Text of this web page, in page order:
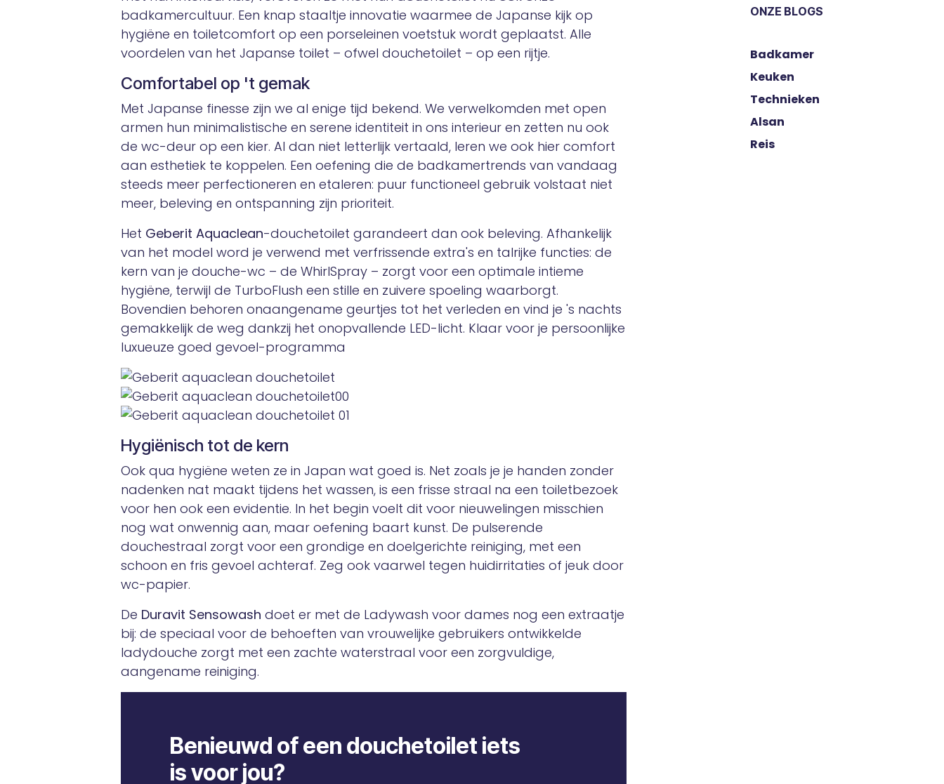
badkamercultuur. Een knap staaltje innovatie waarmee de Japanse kijk op
hygiëne en toiletcomfort op een porseleinen voetstuk wordt geplaatst. Alle
voordelen van het Japanse toilet – ofwel douchetoilet – op een rijtje.
Comfortabel op 't gemak
Met Japanse finesse zijn we al enige tijd bekend. We verwelkomden met open
armen hun minimalistische en serene identiteit in ons interieur en zetten nu ook
de wc-deur op een kier. Al dan niet letterlijk vertaald, leren we ook hier comfort
aan esthetiek te koppelen. Een oefening die de badkamertrends van vandaag
steeds meer perfectioneren en etaleren: puur functioneel gebruik volstaat niet
meer, beleving en ontspanning zijn prioriteit.
Het Geberit Aquaclean-douchetoilet garandeert dan ook beleving. Afhankelijk
van het model word je verwend met verfrissende extra's en talrijke functies: de
kern van je douche-wc – de WhirlSpray – zorgt voor een optimale intieme
hygiëne, terwijl de TurboFlush een stille en zuivere spoeling waarborgt.
Bovendien behoren onaangename geurtjes tot het verleden en vind je 's nachts
gemakkelijk de weg dankzij het onopvallende LED-licht. Klaar voor je persoonlijke
luxueuze goed gevoel-programma
Hygiënisch tot de kern
Ook qua hygiëne weten ze in Japan wat goed is. Net zoals je je handen zonder
nadenken nat maakt tijdens het wassen, is een frisse straal na een toiletbezoek
voor hen ook een evidentie. In het begin voelt dit voor nieuwelingen misschien
nog wat onwennig aan, maar oefening baart kunst. De pulserende
douchestraal zorgt voor een grondige en doelgerichte reiniging, met een
schoon en fris gevoel achteraf. Zeg ook vaarwel tegen huidirritaties of jeuk door
wc-papier.
De Duravit Sensowash doet er met de Ladywash voor dames nog een extraatje
bij: de speciaal voor de behoeften van vrouwelijke gebruikers ontwikkelde
ladydouche zorgt met een zachte waterstraal voor een zorgvuldige,
aangename reiniging.
Benieuwd of een douchetoilet iets
is voor jou?
ONZE BLOGS
​Badkamer
​Keuken
​Technieken
​Alsan
Reis